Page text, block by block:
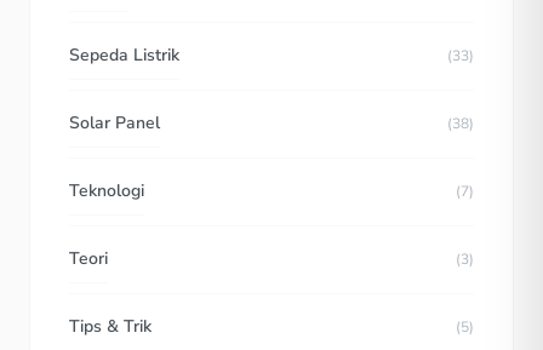
Sepeda Listrik (33)
Solar Panel (38)
Teknologi (7)
Teori (3)
Tips & Trik (5)